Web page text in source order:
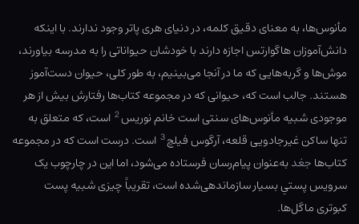
مأنوس‌ها، به معنای دقیق کلمه، در دنیای هری پاتر وجود ندارند. با اینکه
دانش‌آموزان هاگوارتس اجازه دارند با خودشان حیواناتی را به مدرسه بیاورند،
موش‌ها و گربه‌هایی که ما در آنجا می‌بینیم، به طور کلی، حیوان دست‌آموز
هستند. جالب است که، حیوانی که در مجموعه کتاب‌ها رفتارش بیش از هر
موجودی شبیه مأنوس‌های سنتی است خانم نوریس2 است، که متعلق به
تنها ساکن غیرجادویی قلعه، آرگوس فیلچ3 است. درست است که در مجموعه
کتاب‌ها جغدبه‌عنوان پیام‌رسان فرستاده می‌شود، اما این در چارچوب یک
سرویس پستیِ بسیار سازماندهی‌شده است، تقریباً چیزی شبیه پست
کبوتری ماگل‌ها.